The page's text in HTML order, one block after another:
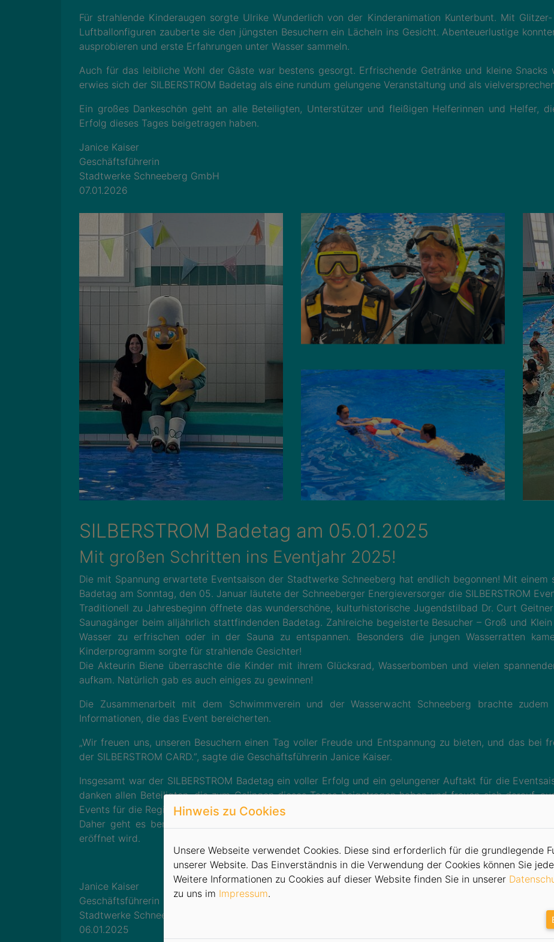
Für strahlende Kinderaugen sorgte Ulrike Wunderlich von der Kinderanimation Kunterbunt. Mit
Luftballonfiguren zauberte sie den jüngsten Besuchern ein Lächeln ins Gesicht. Abenteuerlustige
ausprobieren und erste Erfahrungen unter Wasser sammeln.
Auch für das leibliche Wohl der Gäste war bestens gesorgt. Erfrischende Getränke und kleine
erwies sich der SILBERSTROM Badetag als eine rundum gelungene Veranstaltung und als
Ein großes Dankeschön geht an alle Beteiligten, Unterstützer und fleißigen Helferinnen und Helfer,
Erfolg dieses Tages beigetragen haben.
Janice Kaiser
Geschäftsführerin
Stadtwerke Schneeberg GmbH
07.01.2026
SILBERSTROM Badetag am 05.01.2025
Mit großen Schritten ins Eventjahr 2025!
Die mit Spannung erwartete Eventsaison der Stadtwerke Schneeberg hat endlich begonnen! Mit einem
Badetag am Sonntag, den 05. Januar läutete der Schneeberger Energieversorger die SILBERSTROM
Traditionell zu Jahresbeginn öffnete das wunderschöne, kulturhistorische Jugendstilbad Dr. Curt
Saunagänger beim alljährlich stattfindenden Badetag. Zahlreiche begeisterte Besucher – Groß und
Wasser zu erfrischen oder in der Sauna zu entspannen. Besonders die jungen Wasserratten
Kinderprogramm sorgte für strahlende Gesichter!
Die Akteurin Biene überraschte die Kinder mit ihrem Glücksrad, Wasserbomben und vielen
aufkam. Natürlich gab es auch einiges zu gewinnen!
Die Zusammenarbeit mit dem Schwimmverein und der Wasserwacht Schneeberg brachte
Informationen, die das Event bereicherten.
„Wir freuen uns, unseren Besuchern einen Tag voller Freude und Entspannung zu bieten, und das bei
der SILBERSTROM CARD.“, sagte die Geschäftsführerin Janice Kaiser.
Insgesamt war der SILBERSTROM Badetag ein voller Erfolg und ein gelungener Auftakt für die
danken allen Beteiligten, die zum Gelingen dieses Tages beigetragen haben und freuen sich darauf,
Events für die Region zu gestalten.
Daher geht es bereits mit der SILBERSTROM Eisarena weiter, die am kommenden Sonntag, den
eröffnet wird.
Janice Kaiser
Geschäftsführerin
Stadtwerke Schneeberg GmbH
06.01.2025
Hinweis zu Cookies
Unsere Webseite verwendet Cookies. Diese sind erforderlich für die grundlegende
unserer Website. Das Einverständnis in die Verwendung der Cookies können Sie
Weitere Informationen zu Cookies auf dieser Website finden Sie in unserer
zu uns im Impressum.